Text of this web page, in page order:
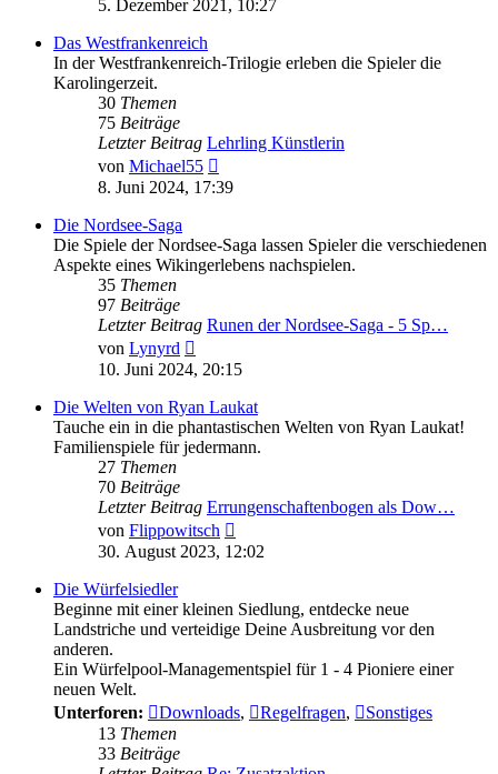
5. Dezember 2021, 10:27
Das Westfrankenreich
In der Westfrankenreich-Trilogie erleben die Spieler die
Karolingerzeit.
30 Themen
75 Beiträge
Letzter Beitrag Lehrling Künstlerin
von Michael55
Beitrag
8. Juni 2024, 17:39
Die Nordsee-Saga
Die Spiele der Nordsee-Saga lassen Spieler die verschiedenen
Aspekte eines Wikingerlebens nachspielen.
35 Themen
97 Beiträge
Letzter Beitrag Runen der Nordsee-Saga - 5 Sp…
von Lynyrd
Beitrag
10. Juni 2024, 20:15
Die Welten von Ryan Laukat
Tauche ein in die phantastischen Welten von Ryan Laukat!
Familienspiele für jedermann.
27 Themen
70 Beiträge
Letzter Beitrag Errungenschaftenbogen als Dow…
von Flippowitsch
Beitrag
30. August 2023, 12:02
Die Würfelsiedler
Beginne mit einer kleinen Siedlung, entdecke neue
Landstriche und verteidige Deine Ausbreitung vor den
anderen.
Ein Würfelpool-Managementspiel für 1 - 4 Pioniere einer
neuen Welt.
Unterforen:
Downloads, Regelfragen,
Sonstiges
13 Themen
33 Beiträge